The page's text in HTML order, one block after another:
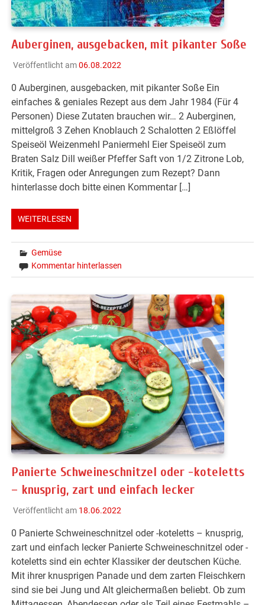
Auberginen, ausgebacken, mit pikanter Soße
Veröffentlicht am06.08.2022
0 Auberginen, ausgebacken, mit pikanter Soße Ein
einfaches & geniales Rezept aus dem Jahr 1984 (Für 4
Personen) Diese Zutaten brauchen wir… 2 Auberginen,
mittelgroß 3 Zehen Knoblauch 2 Schalotten 2 Eßlöffel
Speiseöl Weizenmehl Paniermehl Eier Speiseöl zum
Braten Salz Dill weißer Pfeffer Saft von 1/2 Zitrone Lob,
Kritik, Fragen oder Anregungen zum Rezept? Dann
hinterlasse doch bitte einen Kommentar […]
WEITERLESEN
Gemüse
Kommentar hinterlassen
Panierte Schweineschnitzel oder -koteletts
– knusprig, zart und einfach lecker
Veröffentlicht am 18.06.2022
0 Panierte Schweineschnitzel oder -koteletts – knusprig,
zart und einfach lecker Panierte Schweineschnitzel oder -
koteletts sind ein echter Klassiker der deutschen Küche.
Mit ihrer knusprigen Panade und dem zarten Fleischkern
sind sie bei Jung und Alt gleichermaßen beliebt. Ob zum